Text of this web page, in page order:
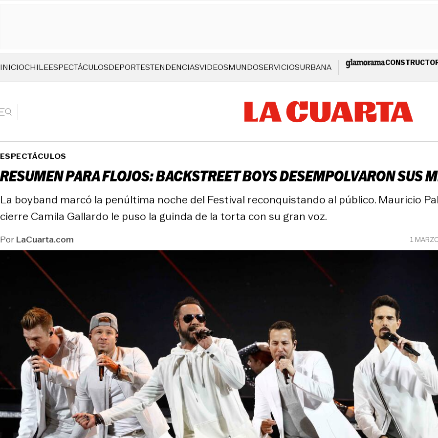
INICIOCHILEESPECTÁCULOSDEPORTESTENDENCIASVIDEOSMUNDOSERVICIOSURBANA
ESPECTÁCULOS
RESUMEN PARA FLOJOS: BACKSTREET BOYS DESEMPOLVARON SUS
La boyband marcó la penúltima noche del Festival reconquistando al público. Mauricio
cierre Camila Gallardo le puso la guinda de la torta con su gran voz.
PorLaCuarta.com 1